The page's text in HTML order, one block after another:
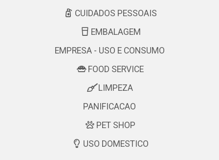
CUIDADOS PESSOAIS
EMBALAGEM
EMPRESA - USO E CONSUMO
FOOD SERVICE
LIMPEZA
PANIFICACAO
PET SHOP
USO DOMESTICO